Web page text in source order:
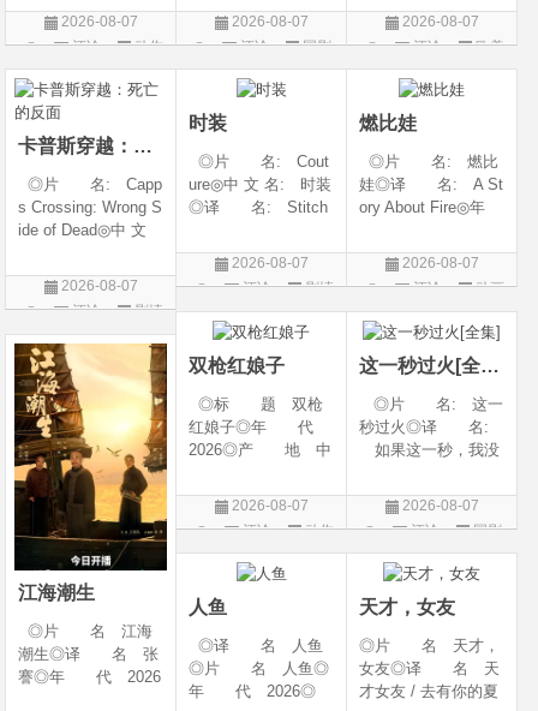
&amp;middot;绝密任
务◎年 代: 202
大陆◎类 别:
动作 / 战争 / 犯
2026-08-07
评论
动作
片
产 地 中国大陆
◎类 别 剧情 /
言 汉语普通话◎上
映日期 2026-07
2026-08-07
评论
国剧
地: 美国◎类
别: 剧情◎语
期: 2026-08-05(美
国)◎IMDb评分: 6
2026-08-07
评论
欧美
剧
卡普斯穿越：死亡的反面
◎片 名: Capp
s Crossing: Wrong S
ide of Dead◎中 文
死亡的反面◎年
代: 2026◎产
别: 剧情 / 悬疑 / 惊
悚 / 犯罪◎语
2026-08-07
评论
剧情
片
时装
◎片 名: Cout
ure◎中 文 名: 时装
◎译 名: Stitch
(台)◎年 代: 20
25◎产 地: 法
剧情◎语 言:
法语 /
2026-08-07
评论
剧情
片
燃比娃
◎片 名: 燃比
娃◎译 名: A St
ory About Fire◎年
地: 中国大陆◎
类 别: 动画 / 奇
汉语普通话◎上映
日期: 202
2026-08-07
评论
动画
片
双枪红娘子
◎标 题 双枪
红娘子◎年 代
2026◎产 地 中
剧情 / 动作 / 战争◎
上映日期 2026-08-
链接 https://movie.
douban.com/s
2026-08-07
评论
动作
片
这一秒过火[全集]
◎片 名: 这一
秒过火◎译 名:
如果这一秒，我没
年 代: 2026◎
产 地: 中国大
情 / 爱情◎语 言:
汉语普通话◎上映
2026-08-07
评论
国剧
江海潮生
◎片 名 江海
潮生◎译 名 张
謇◎年 代 2026
人鱼
◎译 名 人鱼
◎片 名 人鱼◎
年 代 2026◎
天才，女友
◎片 名 天才，
女友◎译 名 天
才女友 / 去有你的夏